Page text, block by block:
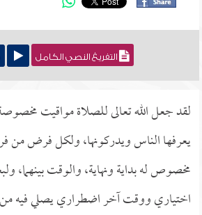
التفريغ النصي الكامل
لقد جعل الله تعالى للصلاة مواقيت
يعرفها الناس ويدركونها، ولكل فرض
مخصوص له بداية ونهاية، والوقت
اختياري ووقت آخر اضطراري يصلي فيه